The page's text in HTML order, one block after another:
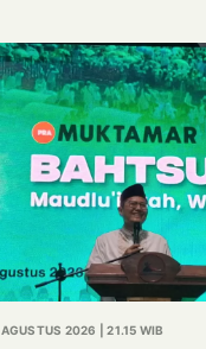
2026 | 21.15 WIB